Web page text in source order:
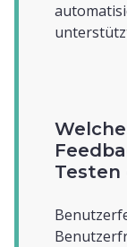
Testen